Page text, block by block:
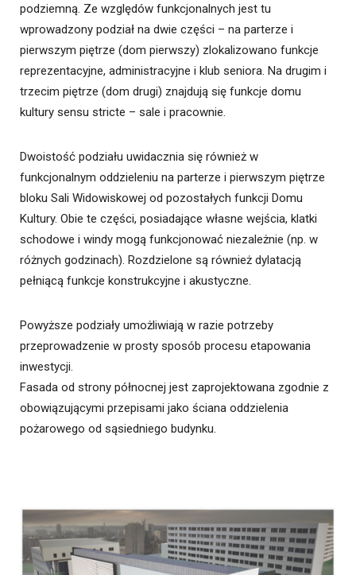
podziemną. Ze względów funkcjonalnych jest tu
wprowadzony podział na dwie części – na parterze i
pierwszym piętrze (dom pierwszy) zlokalizowano funkcje
reprezentacyjne, administracyjne i klub seniora. Na drugim i
trzecim piętrze (dom drugi) znajdują się funkcje domu
kultury sensu stricte – sale i pracownie.
Dwoistość podziału uwidacznia się również w
funkcjonalnym oddzieleniu na parterze i pierwszym piętrze
bloku Sali Widowiskowej od pozostałych funkcji Domu
Kultury. Obie te części, posiadające własne wejścia, klatki
schodowe i windy mogą funkcjonować niezależnie (np. w
różnych godzinach). Rozdzielone są również dylatacją
pełniącą funkcje konstrukcyjne i akustyczne.
Powyższe podziały umożliwiają w razie potrzeby
przeprowadzenie w prosty sposób procesu etapowania
inwestycji.
Fasada od strony północnej jest zaprojektowana zgodnie z
obowiązującymi przepisami jako ściana oddzielenia
pożarowego od sąsiedniego budynku.